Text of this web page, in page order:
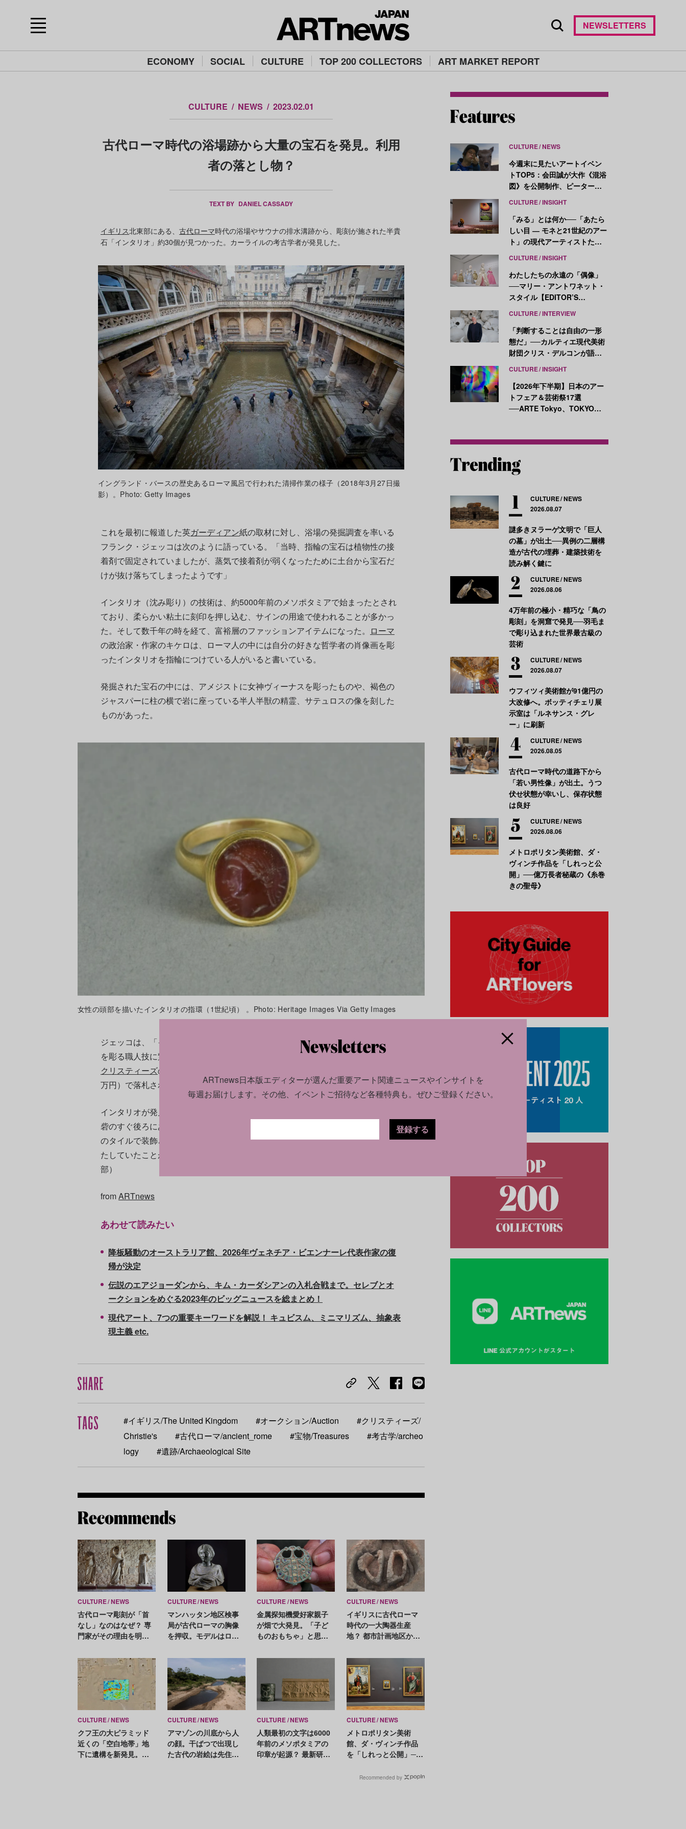
ECONOMY SOCIAL CULTURE TOP 200 COLLECTORS ART MARKET REPORT
NEWSLETTERS
CULTURE NEWS 2023.02.01
古代ローマ時代の浴場跡から大量の宝石を発見。利用
者の落とし物？
TEXT BY DANIEL CASSADY
イギリス北東部にある、 古代ローマ時代の浴場やサウナの排水溝跡から、彫刻が施された半貴
石「インタリオ」約30個が見つかった。カーライルの考古学者が発見した。
イングランド・バースの歴史あるローマ風呂で行われた清掃作業の様子（2018年3月27日撮
影）。Photo: Getty Images
これを最初に報道した英ガーディアン紙の取材に対し、浴場の発掘調査を率いる
フランク・ジェッコは次のように語っている。「当時、指輪の宝石は植物性の接
着剤で固定されていましたが、蒸気で接着剤が弱くなったために土台から宝石だ
けが抜け落ちてしまったようです」
インタリオ（沈み彫り）の技術は、約5000年前のメソポタミアで始まったとされ
ており、柔らかい粘土に刻印を押し込む、サインの用途で使われることが多かっ
た。そして数千年の時を経て、富裕層のファッションアイテムになった。
ローマ
の政治家・作家のキケロは、ローマ人の中には自分の好きな哲学者の肖像画を彫
ったインタリオを指輪につけている人がいると書いている。
発掘された宝石の中には、アメジストに女神ヴィーナスを彫ったものや、褐色の
ジャスパーに柱の横で岩に座っている半人半獣の精霊、サテュロスの像を刻した
ものがあった。
女性の頭部を描いたインタリオの指環（1世紀頃） 。Photo: Heritage Images Via Getty Images
ジェッコは、「インタリオの大きさは5mmから16mmで、そのような小さいもの
を彫る職人技に驚かされます」と語る。
同様のインタリオは、最近、ロンドンの
クリスティーズの
万円）で落札されている。
インタリオが発見された浴場は、有名な遺跡、ハドリアヌスの長城で最も重要な
砦のすぐ後ろにあった。この砦には精鋭騎兵隊が駐在しており、皇帝の刻印入り
のタイルで装飾されていたことから、かつてこの浴場が「重要で様々な用途を果
たしていたことがうかがえる」とガーディアン紙は伝えている。（翻訳：編集
部）
fromARTnews
あわせて読みたい
降板騒動のオーストラリア館、2026年ヴェネチア・ビエンナーレ代表作家の復
帰が決定
伝説のエアジョーダンから、キム・カーダシアンの入札合戦まで。セレブとオ
ークションをめぐる2023年のビッグニュースを総まとめ！
現代アート、7つの重要キーワードを解説！ キュビスム、ミニマリズム、抽象表
現主義 etc.
#イギリス/The United Kingdom #オークション/Auction
#クリスティーズ/
Christie's
#古代ローマ/ancient_rome #宝物/Treasures
#考古学/archeo
logy
#遺跡/Archaeological Site
CULTURE NEWS
古代ローマ彫刻が「首
なし」なのはなぜ？ 専
門家がその理由を明か
CULTURE NEWS
マンハッタン地区検事
局が古代ローマの胸像
を押収。モデルはロー
レリウスの娘？
CULTURE NEWS
金属探知機愛好家親子
が畑で大発見。「子ど
ものおもちゃ」と思っ
のブローチだった！
CULTURE NEWS
イギリスに古代ローマ
時代の一大陶器生産
地？ 都市計画地区から
が見つかる
CULTURE NEWS
クフ王の大ピラミッド
近くの「空白地帯」地
下に遺構を新発見。日
CULTURE NEWS
アマゾンの川底から人
の顔。干ばつで出現し
た古代の岩絵は先住民
CULTURE NEWS
人類最初の文字は6000
年前のメソポタミアの
印章が起源？ 最新研究
CULTURE NEWS
メトロポリタン美術
館、ダ・ヴィンチ作品
を「しれっと公開」──
きの聖母》
Recommended by
CULTURE NEWS
今週末に見たいアートイベン
トTOP5：会田誠が大作《混浴
図》を公開制作、ピーター・
CULTURE INSIGHT
「みる」とは何か──「あたら
しい目 ― モネと21世紀のアー
ト」の現代アーティストたち
CULTURE INSIGHT
わたしたちの永遠の「偶像」
──マリー・アントワネット・
スタイル【EDITOR’S
CULTURE INTERVIEW
「判断することは自由の一形
態だ」──カルティエ現代美術
財団クリス・デルコンが語
CULTURE INSIGHT
【2026年下半期】日本のアー
トフェア＆芸術祭17選
──ARTE Tokyo、TOKYO
CULTURE NEWS
2026.08.07
謎多きヌラーゲ文明で「巨人
の墓」が出土──異例の二層構
造が古代の埋葬・建築技術を
読み解く鍵に
CULTURE NEWS
2026.08.06
4万年前の極小・精巧な「鳥の
彫刻」を洞窟で発見──羽毛ま
で彫り込まれた世界最古級の
芸術
CULTURE NEWS
2026.08.07
ウフィツィ美術館が91億円の
大改修へ。ボッティチェリ展
示室は「ルネサンス・グレ
ー」に刷新
CULTURE NEWS
2026.08.05
古代ローマ時代の道路下から
「若い男性像」が出土。うつ
伏せ状態が幸いし、保存状態
は良好
CULTURE NEWS
2026.08.06
メトロポリタン美術館、ダ・
ヴィンチ作品を「しれっと公
開」──億万長者秘蔵の《糸巻
きの聖母》
ARTnews日本版エディターが選んだ重要アート関連ニュースやインサイトを
毎週お届けします。 その他、イベントご招待など各種特典も。ぜひご登録ください。
登録する